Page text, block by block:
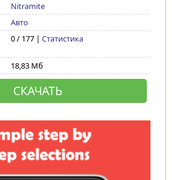
Nitramite
Авто
0 / 177 | Статистика
18,83 Мб
СКАЧАТЬ